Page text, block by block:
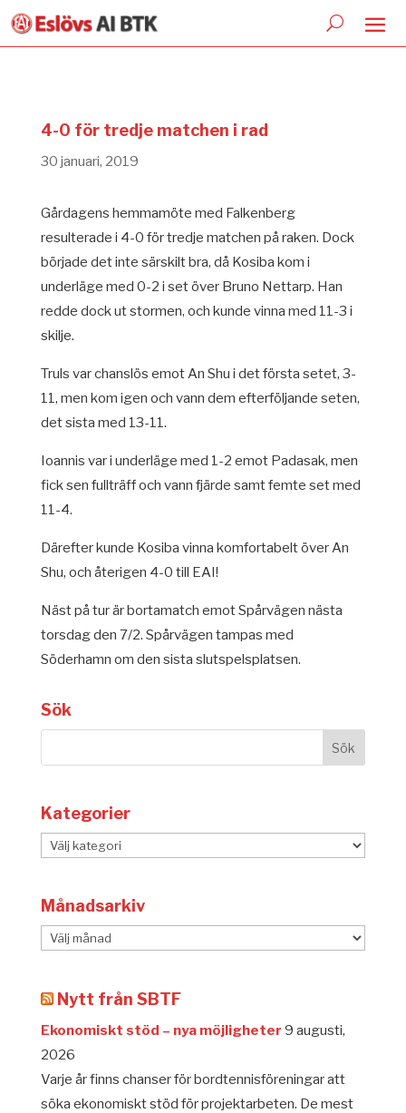
4-0 för tredje matchen i rad
30 januari, 2019
Gårdagens hemmamöte med Falkenberg
resulterade i 4-0 för tredje matchen på raken. Dock
började det inte särskilt bra, då Kosiba kom i
underläge med 0-2 i set över Bruno Nettarp. Han
redde dock ut stormen, och kunde vinna med 11-3 i
skilje.
Truls var chanslös emot An Shu i det första setet, 3-
11, men kom igen och vann dem efterföljande seten,
det sista med 13-11.
Ioannis var i underläge med 1-2 emot Padasak, men
fick sen fullträff och vann fjärde samt femte set med
11-4.
Därefter kunde Kosiba vinna komfortabelt över An
Shu, och återigen 4-0 till EAI!
Näst på tur är bortamatch emot Spårvägen nästa
torsdag den 7/2. Spårvägen tampas med
Söderhamn om den sista slutspelsplatsen.
Sök
Kategorier
Kategorier
Månadsarkiv
Månadsarkiv
Nytt från SBTF
Ekonomiskt stöd – nya möjligheter 9 augusti,
2026
Varje år finns chanser för bordtennisföreningar att
söka ekonomiskt stöd för projektarbeten. De mest